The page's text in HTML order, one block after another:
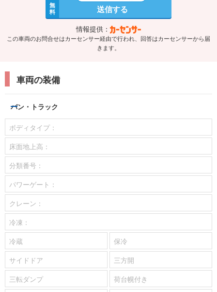
無
料 送信する
情報提供：
この車両のお問合せはカーセンサー経由で行われ、回答はカーセンサーから届
きます。
車両の装備
バン・トラック
ボディタイプ：
床面地上高：
分類番号：
パワーゲート：
クレーン：
冷凍：
冷蔵
保冷
サイドドア
三方開
三転ダンプ
荷台幌付き